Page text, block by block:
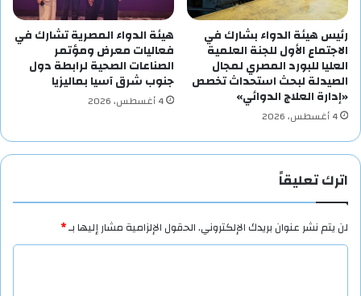
رئيس هيئة الدواء بشارك في
الاجتماع الأول للجنة العلمية
العليا للبورد المصري لمجال
الصيدلة لبحث استحداث تخصص
«إدارة العلاج الدوائي»
4 أغسطس، 2026
هيئة الدواء المصرية تشارك في
فعاليات معرض ومؤتمر
الصناعات الصحية لرابطة دول
جنوب شرق آسيا بماليزيا
4 أغسطس، 2026
اترك تعليقاً
لن يتم نشر عنوان بريدك الإلكتروني.الحقول الإلزامية مشار إليها بـ*